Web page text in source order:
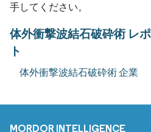
手してください。
体外衝撃波結石破砕術 レ
ト
体外衝撃波結石破砕術 企業
MORDOR INTELLIGENCE